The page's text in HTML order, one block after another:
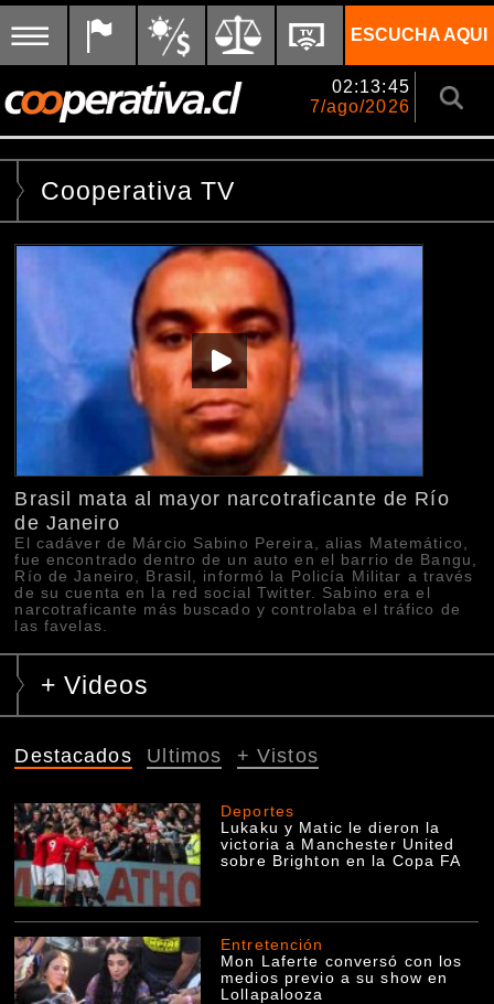
ESCUCHA AQUI
02:13:45
7/ago/2026
Cooperativa TV
Brasil mata al mayor narcotraficante de Río
de Janeiro
El cadáver de Márcio Sabino Pereira, alias Matemático,
fue encontrado dentro de un auto en el barrio de Bangu,
Río de Janeiro, Brasil, informó la Policía Militar a través
de su cuenta en la red social Twitter. Sabino era el
narcotraficante más buscado y controlaba el tráfico de
las favelas.
+ Videos
Destacados Ultimos + Vistos
Deportes
Lukaku y Matic le dieron la
victoria a Manchester United
sobre Brighton en la Copa FA
Entretención
Mon Laferte conversó con los
medios previo a su show en
Lollapalooza